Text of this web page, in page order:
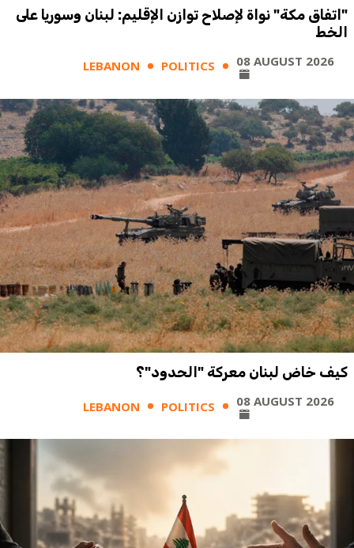
"اتفاق مكة" نواة لإصلاح توازن الإقليم: لبنان وسوريا على
الخط
LEBANON POLITICS 08 AUGUST 2026
كيف خاض لبنان معركة "الحدود"؟
LEBANON POLITICS 08 AUGUST 2026